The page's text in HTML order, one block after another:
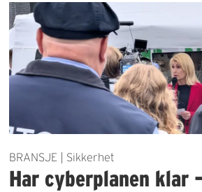
BRANSJE | Sikkerhet
Har cyberplanen klar